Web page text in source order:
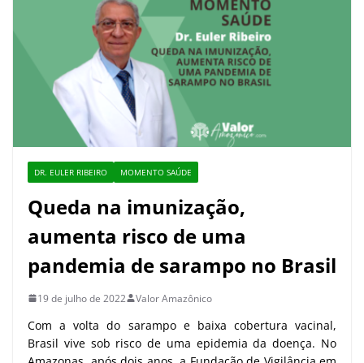
DR. EULER RIBEIRO MOMENTO SAÚDE
Queda na imunização,
aumenta risco de uma
pandemia de sarampo no Brasil
19 de julho de 2022 Valor Amazônico
Com a volta do sarampo e baixa cobertura vacinal,
Brasil vive sob risco de uma epidemia da doença. No